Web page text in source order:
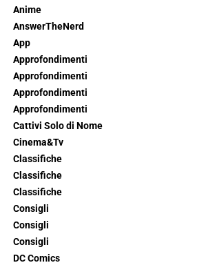
Anime
AnswerTheNerd
App
Approfondimenti
Approfondimenti
Approfondimenti
Approfondimenti
Cattivi Solo di Nome
Cinema&Tv
Classifiche
Classifiche
Classifiche
Consigli
Consigli
Consigli
DC Comics